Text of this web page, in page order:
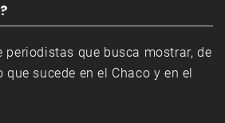
periodistas que busca mostrar, de
sucede en el Chaco y en el